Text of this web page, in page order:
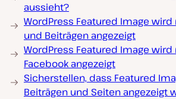
aussieht?
WordPress Featured Image
und Beiträgen angezeigt
WordPress Featured Image
Facebook angezeigt
Sicherstellen, dass Featured
Beiträgen und Seiten angezeigt